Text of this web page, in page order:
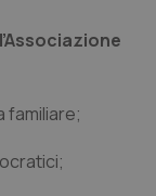
familiare;